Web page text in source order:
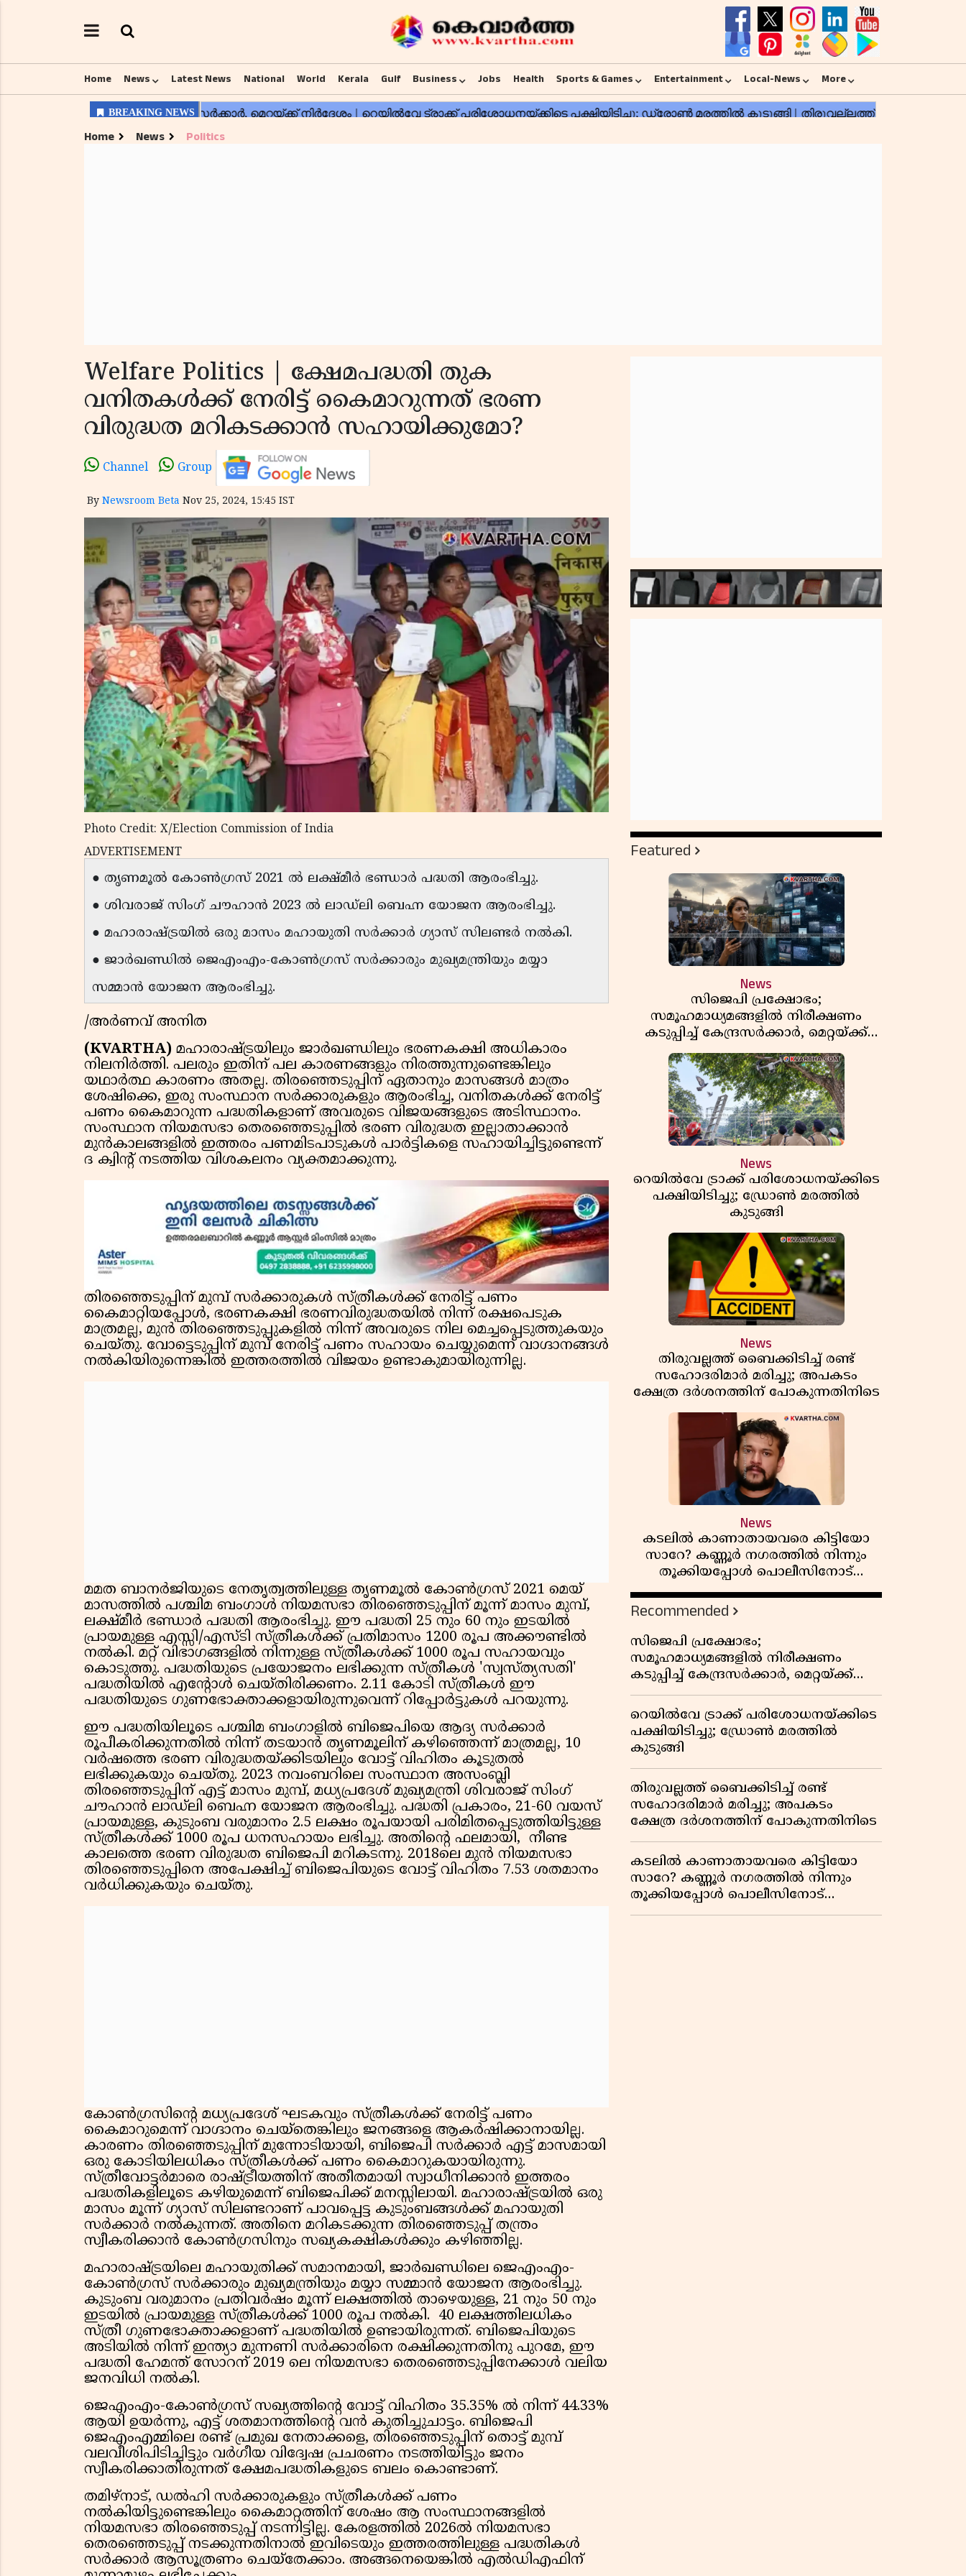
Home News Latest News National World Kerala Gulf Business Jobs Health Sports & Games Entertainment Local-News More
Home News Politics
Welfare Politics | ക്ഷേമപദ്ധതി തുക
വനിതകള്‍ക്ക് നേരിട്ട് കൈമാറുന്നത് ഭരണ
വിരുദ്ധത മറികടക്കാന്‍ സഹായിക്കുമോ?
Channel Group
By Newsroom Beta Nov 25, 2024, 15:45 IST
Photo Credit: X/Election Commission of India
ADVERTISEMENT
● തൃണമൂല്‍ കോണ്‍ഗ്രസ് 2021 ല്‍ ലക്ഷ്മീര്‍ ഭണ്ഡാര്‍ പദ്ധതി ആരംഭിച്ചു.
● ശിവരാജ് സിംഗ് ചൗഹാന്‍ 2023 ല്‍ ലാഡ്‌ലി ബെഹ്ന യോജന ആരംഭിച്ചു.
● മഹാരാഷ്ട്രയില്‍ ഒരു മാസം മഹായുതി സര്‍ക്കാര്‍ ഗ്യാസ് സിലണ്ടര്‍ നല്‍കി.
● ജാര്‍ഖണ്ഡില്‍ ജെഎംഎം-കോണ്‍ഗ്രസ് സര്‍ക്കാരും മുഖ്യമന്ത്രിയും മയ്യാ
സമ്മാന്‍ യോജന ആരംഭിച്ചു.
/അര്‍ണവ് അനിത
(KVARTHA) മഹാരാഷ്ട്രയിലും ജാര്‍ഖണ്ഡിലും ഭരണകക്ഷി അധികാരം
നിലനിര്‍ത്തി. പലരും ഇതിന് പല കാരണങ്ങളും നിരത്തുന്നുണ്ടെങ്കിലും
യഥാര്‍ത്ഥ കാരണം അതല്ല. തിരഞ്ഞെടുപ്പിന് ഏതാനും മാസങ്ങള്‍ മാത്രം
ശേഷിക്കെ, ഇരു സംസ്ഥാന സര്‍ക്കാരുകളും ആരംഭിച്ച, വനിതകള്‍ക്ക് നേരിട്ട്
പണം കൈമാറുന്ന പദ്ധതികളാണ് അവരുടെ വിജയങ്ങളുടെ അടിസ്ഥാനം.
സംസ്ഥാന നിയമസഭാ തെരഞ്ഞെടുപ്പില്‍ ഭരണ വിരുദ്ധത ഇല്ലാതാക്കാന്‍
മുന്‍കാലങ്ങളില്‍ ഇത്തരം പണമിടപാടുകള്‍ പാര്‍ട്ടികളെ സഹായിച്ചിട്ടുണ്ടെന്ന്
ദ ക്വിന്റ് നടത്തിയ വിശകലനം വ്യക്തമാക്കുന്നു.
തിരഞ്ഞെടുപ്പിന് മുമ്പ് സര്‍ക്കാരുകള്‍ സ്ത്രീകള്‍ക്ക് നേരിട്ട് പണം
കൈമാറ്റിയപ്പോള്‍, ഭരണകക്ഷി ഭരണവിരുദ്ധതയില്‍ നിന്ന് രക്ഷപെടുക
മാത്രമല്ല, മുന്‍ തിരഞ്ഞെടുപ്പുകളില്‍ നിന്ന് അവരുടെ നില മെച്ചപ്പെടുത്തുകയും
ചെയ്തു. വോട്ടെടുപ്പിന് മുമ്പ് നേരിട്ട് പണം സഹായം ചെയ്യുമെന്ന് വാഗ്ദാനങ്ങള്‍
നല്‍കിയിരുന്നെങ്കില്‍ ഇത്തരത്തില്‍ വിജയം ഉണ്ടാകുമായിരുന്നില്ല.
മമത ബാനര്‍ജിയുടെ നേതൃത്വത്തിലുള്ള തൃണമൂല്‍ കോണ്‍ഗ്രസ് 2021 മെയ്
മാസത്തില്‍ പശ്ചിമ ബംഗാള്‍ നിയമസഭാ തിരഞ്ഞെടുപ്പിന് മൂന്ന് മാസം മുമ്പ്,
ലക്ഷ്മീര്‍ ഭണ്ഡാര്‍ പദ്ധതി ആരംഭിച്ചു. ഈ പദ്ധതി 25 നും 60 നും ഇടയില്‍
പ്രായമുള്ള എസ്സി/എസ്ടി സ്ത്രീകള്‍ക്ക് പ്രതിമാസം 1200 രൂപ അക്കൗണ്ടില്‍
നല്‍കി. മറ്റ് വിഭാഗങ്ങളില്‍ നിന്നുള്ള സ്ത്രീകള്‍ക്ക് 1000 രൂപ സഹായവും
കൊടുത്തു. പദ്ധതിയുടെ പ്രയോജനം ലഭിക്കുന്ന സ്ത്രീകള്‍ 'സ്വസ്ത്യസതി'
പദ്ധതിയില്‍ എന്റോള്‍ ചെയ്തിരിക്കണം. 2.11 കോടി സ്ത്രീകള്‍ ഈ
പദ്ധതിയുടെ ഗുണഭോക്താക്കളായിരുന്നുവെന്ന് റിപ്പോര്‍ട്ടുകള്‍ പറയുന്നു.
ഈ പദ്ധതിയിലൂടെ പശ്ചിമ ബംഗാളില്‍ ബിജെപിയെ ആദ്യ സര്‍ക്കാര്‍
രൂപീകരിക്കുന്നതില്‍ നിന്ന് തടയാന്‍ തൃണമൂലിന് കഴിഞ്ഞെന്ന് മാത്രമല്ല, 10
വര്‍ഷത്തെ ഭരണ വിരുദ്ധതയ്ക്കിടയിലും വോട്ട് വിഹിതം കൂടുതല്‍
ലഭിക്കുകയും ചെയ്തു. 2023 നവംബറിലെ സംസ്ഥാന അസംബ്ലി
തിരഞ്ഞെടുപ്പിന് എട്ട് മാസം മുമ്പ്, മധ്യപ്രദേശ് മുഖ്യമന്ത്രി ശിവരാജ് സിംഗ്
ചൗഹാന്‍ ലാഡ്‌ലി ബെഹ്ന യോജന ആരംഭിച്ചു. പദ്ധതി പ്രകാരം, 21-60 വയസ്
പ്രായമുള്ള, കുടുംബ വരുമാനം 2.5 ലക്ഷം രൂപയായി പരിമിതപ്പെടുത്തിയിട്ടുള്ള
സ്ത്രീകള്‍ക്ക് 1000 രൂപ ധനസഹായം ലഭിച്ചു. അതിന്റെ ഫലമായി, നീണ്ട
കാലത്തെ ഭരണ വിരുദ്ധത ബിജെപി മറികടന്നു. 2018ലെ മുന്‍ നിയമസഭാ
തിരഞ്ഞെടുപ്പിനെ അപേക്ഷിച്ച് ബിജെപിയുടെ വോട്ട് വിഹിതം 7.53 ശതമാനം
വര്‍ധിക്കുകയും ചെയ്തു.
കോണ്‍ഗ്രസിന്റെ മധ്യപ്രദേശ് ഘടകവും സ്ത്രീകള്‍ക്ക് നേരിട്ട് പണം
കൈമാറുമെന്ന് വാഗ്ദാനം ചെയ്തെങ്കിലും ജനങ്ങളെ ആകര്‍ഷിക്കാനായില്ല.
കാരണം തിരഞ്ഞെടുപ്പിന് മുന്നോടിയായി, ബിജെപി സര്‍ക്കാര്‍ എട്ട് മാസമായി
ഒരു കോടിയിലധികം സ്ത്രീകള്‍ക്ക് പണം കൈമാറുകയായിരുന്നു.
സ്ത്രീവോട്ടര്‍മാരെ രാഷ്ട്രീയത്തിന് അതീതമായി സ്വാധീനിക്കാന്‍ ഇത്തരം
പദ്ധതികളിലൂടെ കഴിയുമെന്ന് ബിജെപിക്ക് മനസ്സിലായി. മഹാരാഷ്ട്രയില്‍ ഒരു
മാസം മൂന്ന് ഗ്യാസ് സിലണ്ടറാണ് പാവപ്പെട്ട കുടുംബങ്ങള്‍ക്ക് മഹായുതി
സര്‍ക്കാര്‍ നല്‍കുന്നത്. അതിനെ മറികടക്കുന്ന തിരഞ്ഞെടുപ്പ് തന്ത്രം
സ്വീകരിക്കാന്‍ കോണ്‍ഗ്രസിനും സഖ്യകക്ഷികള്‍ക്കും കഴിഞ്ഞില്ല.
മഹാരാഷ്ട്രയിലെ മഹായുതിക്ക് സമാനമായി, ജാര്‍ഖണ്ഡിലെ ജെഎംഎം-
കോണ്‍ഗ്രസ് സര്‍ക്കാരും മുഖ്യമന്ത്രിയും മയ്യാ സമ്മാന്‍ യോജന ആരംഭിച്ചു.
കുടുംബ വരുമാനം പ്രതിവര്‍ഷം മൂന്ന് ലക്ഷത്തില്‍ താഴെയുള്ള, 21 നും 50 നും
ഇടയില്‍ പ്രായമുള്ള സ്ത്രീകള്‍ക്ക് 1000 രൂപ നല്‍കി. 40 ലക്ഷത്തിലധികം
സ്ത്രീ ഗുണഭോക്താക്കളാണ് പദ്ധതിയില്‍ ഉണ്ടായിരുന്നത്. ബിജെപിയുടെ
അടിയില്‍ നിന്ന് ഇന്ത്യാ മുന്നണി സര്‍ക്കാരിനെ രക്ഷിക്കുന്നതിനു പുറമേ, ഈ
പദ്ധതി ഹേമന്ത് സോറന് 2019 ലെ നിയമസഭാ തെരഞ്ഞെടുപ്പിനേക്കാള്‍ വലിയ
ജനവിധി നല്‍കി.
ജെഎംഎം-കോണ്‍ഗ്രസ് സഖ്യത്തിന്റെ വോട്ട് വിഹിതം 35.35% ല്‍ നിന്ന് 44.33%
ആയി ഉയര്‍ന്നു, എട്ട് ശതമാനത്തിന്റെ വന്‍ കുതിച്ചുചാട്ടം. ബിജെപി
ജെഎംഎമ്മിലെ രണ്ട് പ്രമുഖ നേതാക്കളെ, തിരഞ്ഞെടുപ്പിന് തൊട്ട് മുമ്പ്
വലവീശിപിടിച്ചിട്ടും വര്‍ഗീയ വിദ്വേഷ പ്രചരണം നടത്തിയിട്ടും ജനം
സ്വീകരിക്കാതിരുന്നത് ക്ഷേമപദ്ധതികളുടെ ബലം കൊണ്ടാണ്.
തമിഴ്‌നാട്, ഡല്‍ഹി സര്‍ക്കാരുകളും സ്ത്രീകള്‍ക്ക് പണം
നല്‍കിയിട്ടുണ്ടെങ്കിലും കൈമാറ്റത്തിന് ശേഷം ആ സംസ്ഥാനങ്ങളില്‍
നിയമസഭാ തിരഞ്ഞെടുപ്പ് നടന്നിട്ടില്ല. കേരളത്തില്‍ 2026ല്‍ നിയമസഭാ
തെരഞ്ഞെടുപ്പ് നടക്കുന്നതിനാല്‍ ഇവിടെയും ഇത്തരത്തിലുള്ള പദ്ധതികള്‍
സര്‍ക്കാര്‍ ആസൂത്രണം ചെയ്തേക്കാം. അങ്ങനെയെങ്കില്‍ എല്‍ഡിഎഫിന്
Featured
News
സിജെപി പ്രക്ഷോഭം;
സമൂഹമാധ്യമങ്ങളിൽ നിരീക്ഷണം
കടുപ്പിച്ച് കേന്ദ്രസർക്കാർ, മെറ്റയ്ക്ക്
നിർദേശം
News
റെയിൽവേ ട്രാക്ക് പരിശോധനയ്ക്കിടെ
പക്ഷിയിടിച്ചു; ഡ്രോൺ മരത്തിൽ
കുടുങ്ങി
News
തിരുവല്ലത്ത് ബൈക്കിടിച്ച് രണ്ട്
സഹോദരിമാർ മരിച്ചു; അപകടം
ക്ഷേത്ര ദർശനത്തിന് പോകുന്നതിനിടെ
News
കടലിൽ കാണാതായവരെ കിട്ടിയോ
സാറേ? കണ്ണൂർ നഗരത്തിൽ നിന്നും
തൂക്കിയപ്പോൾ പൊലീസിനോട്
അർജുൻ ആയങ്കിയുടെ ചോദ്യം
Recommended
സിജെപി പ്രക്ഷോഭം;
സമൂഹമാധ്യമങ്ങളിൽ നിരീക്ഷണം
കടുപ്പിച്ച് കേന്ദ്രസർക്കാർ, മെറ്റയ്ക്ക്
നിർദേശം
റെയിൽവേ ട്രാക്ക് പരിശോധനയ്ക്കിടെ
പക്ഷിയിടിച്ചു; ഡ്രോൺ മരത്തിൽ
കുടുങ്ങി
തിരുവല്ലത്ത് ബൈക്കിടിച്ച് രണ്ട്
സഹോദരിമാർ മരിച്ചു; അപകടം
ക്ഷേത്ര ദർശനത്തിന് പോകുന്നതിനിടെ
കടലിൽ കാണാതായവരെ കിട്ടിയോ
സാറേ? കണ്ണൂർ നഗരത്തിൽ നിന്നും
തൂക്കിയപ്പോൾ പൊലീസിനോട്
അർജുൻ ആയങ്കിയുടെ ചോദ്യം